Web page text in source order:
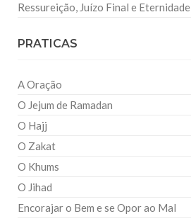
Ressureição, Juízo Final e Eternidade
PRATICAS
A Oração
O Jejum de Ramadan
O Hajj
O Zakat
O Khums
O Jihad
Encorajar o Bem e se Opor ao Mal